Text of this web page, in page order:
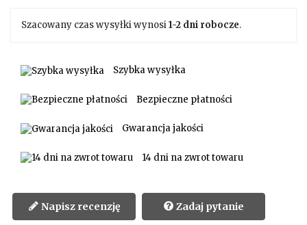
Szacowany czas wysyłki wynosi1-2 dni robocze.
Szybka wysyłka
Bezpieczne płatności
Gwarancja jakości
14 dni na zwrot towaru
Napisz recenzję Zadaj pytanie